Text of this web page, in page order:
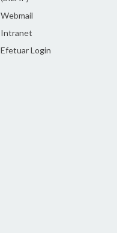
Webmail
Intranet
Efetuar Login